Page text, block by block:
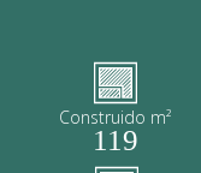
Construido m²
119